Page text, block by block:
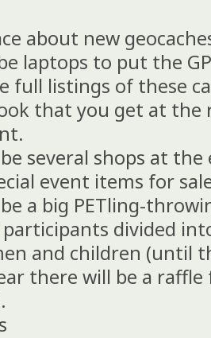
about new
laptops to put the
full listings of these
that you get at the
several shops at
event items for
a big PETling-
divided
and children (until
there will be a